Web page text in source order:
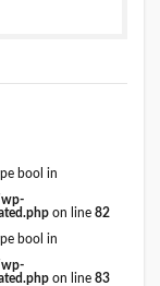
bool in
on line 82
bool in
on line 83